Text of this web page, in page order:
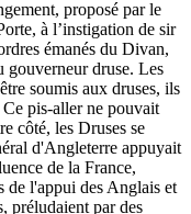
proposé par le
à l’instigation de sir
émanés du Divan,
gouverneur druse. Les
soumis aux druses, ils
pis-aller ne pouvait
côté, les Druses se
d'Angleterre appuyait
de la France,
de l'appui des Anglais et
préludaient par des